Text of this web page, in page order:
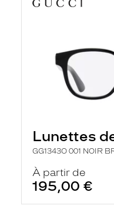
Lunettes
GG1343O 001 NOIR
À partir de
195,00 €